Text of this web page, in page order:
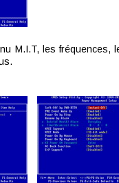
M.I.T, les fréquences,